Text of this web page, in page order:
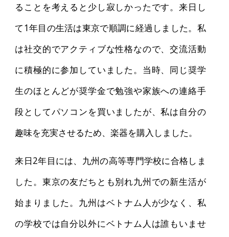
ることを考えると少し寂しかったです。来日し
て1年目の生活は東京で順調に経過しました。私
は社交的でアクティブな性格なので、交流活動
に積極的に参加していました。当時、同じ奨学
生のほとんどが奨学金で勉強や家族への連絡手
段としてパソコンを買いましたが、私は自分の
趣味を充実させるため、楽器を購入しました。
来日2年目には、九州の高等専門学校に合格しま
した。東京の友だちとも別れ九州での新生活が
始まりました。九州はベトナム人が少なく、私
の学校では自分以外にベトナム人は誰もいませ